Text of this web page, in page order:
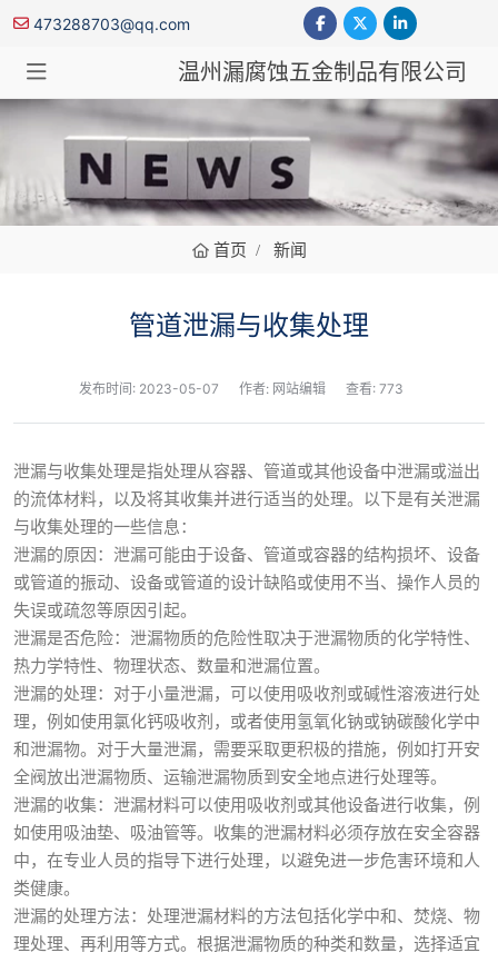
473288703@qq.com
温州漏腐蚀五金制品有限公司
新闻
首页 新闻
管道泄漏与收集处理
发布时间: 2023-05-07 作者: 网站编辑 查看: 773
泄漏与收集处理是指处理从容器、管道或其他设备中泄漏或溢出
的流体材料，以及将其收集并进行适当的处理。以下是有关泄漏
与收集处理的一些信息：
泄漏的原因：泄漏可能由于设备、管道或容器的结构损坏、设备
或管道的振动、设备或管道的设计缺陷或使用不当、操作人员的
失误或疏忽等原因引起。
泄漏是否危险：泄漏物质的危险性取决于泄漏物质的化学特性、
热力学特性、物理状态、数量和泄漏位置。
泄漏的处理：对于小量泄漏，可以使用吸收剂或碱性溶液进行处
理，例如使用氯化钙吸收剂，或者使用氢氧化钠或钠碳酸化学中
和泄漏物。对于大量泄漏，需要采取更积极的措施，例如打开安
全阀放出泄漏物质、运输泄漏物质到安全地点进行处理等。
泄漏的收集：泄漏材料可以使用吸收剂或其他设备进行收集，例
如使用吸油垫、吸油管等。收集的泄漏材料必须存放在安全容器
中，在专业人员的指导下进行处理，以避免进一步危害环境和人
类健康。
泄漏的处理方法：处理泄漏材料的方法包括化学中和、焚烧、物
理处理、再利用等方式。根据泄漏物质的种类和数量，选择适宜